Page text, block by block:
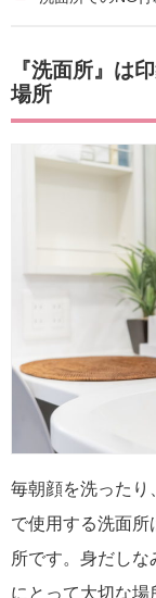
『洗面所』は
場所
毎朝顔を洗ったり
で使用する洗面
所です。身だし
にとって大切な場